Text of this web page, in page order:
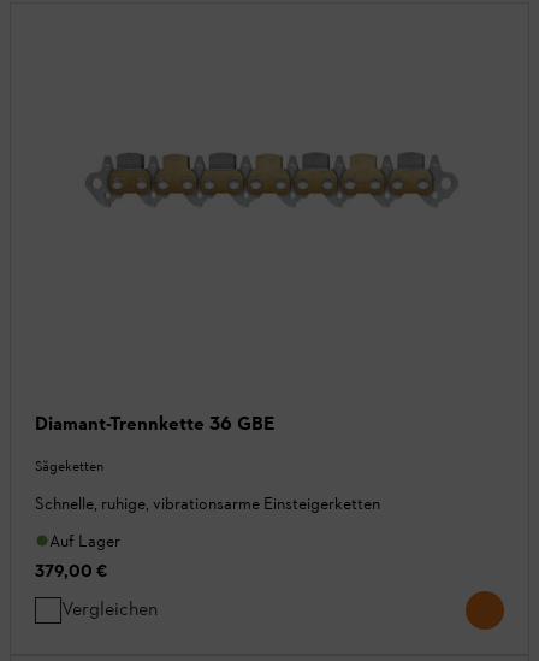
Diamant-Trennkette 36 GBE
Sägeketten
Schnelle, ruhige, vibrationsarme Einsteigerketten
Auf Lager
379,00 €
Vergleichen